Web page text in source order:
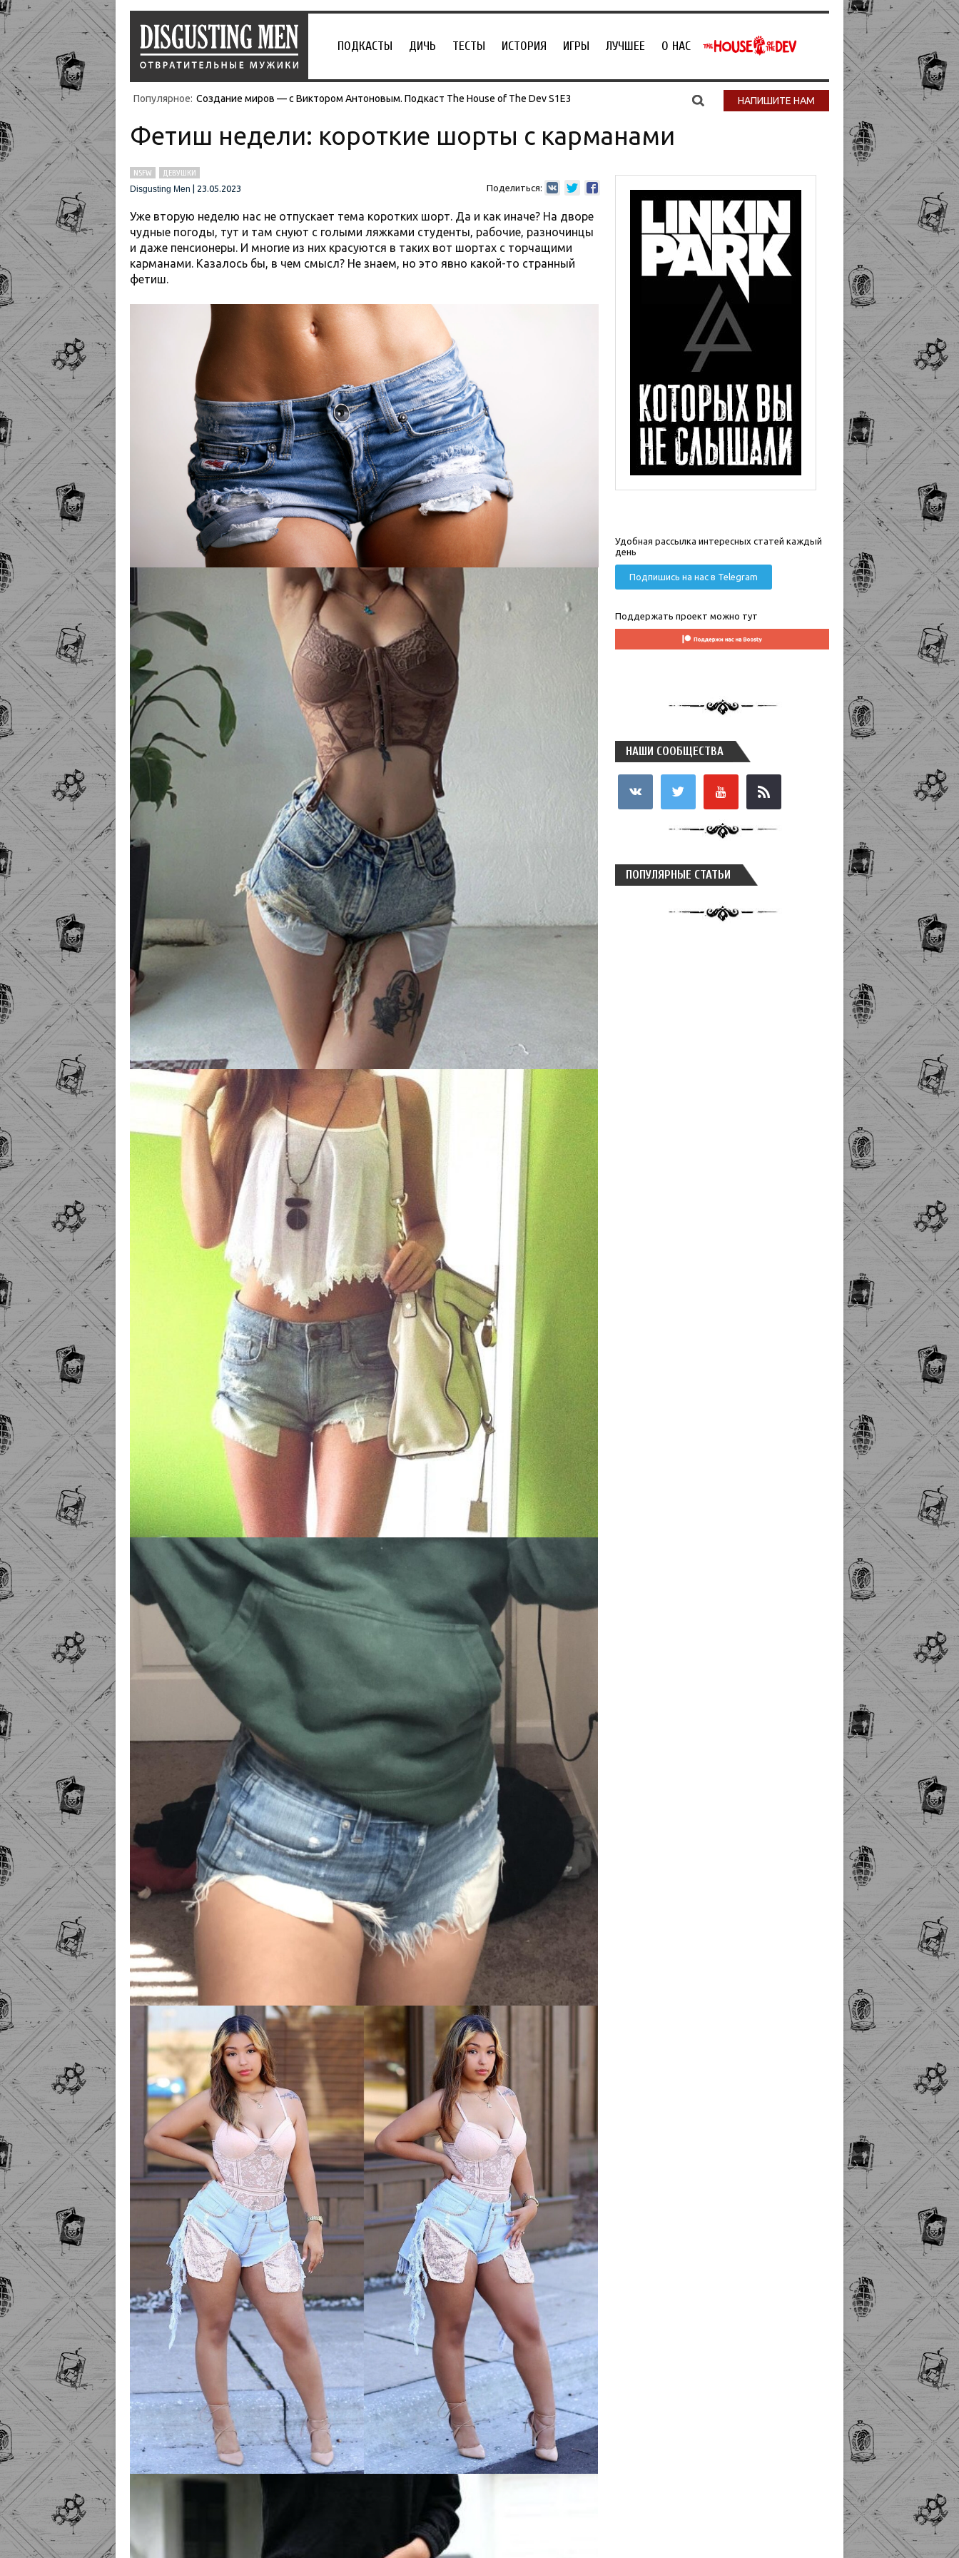
ПОДКАСТЫ ДИЧЬ ТЕСТЫ ИСТОРИЯ ИГРЫ ЛУЧШЕЕ О НАС
Популярное: Создание миров — с Виктором Антоновым. Подкаст The House of The Dev S1E3 НАПИШИТЕ НАМ
Фетиш недели: короткие шорты с карманами
NSFW
ДЕВУШКИ
Disgusting Men
23.05.2023 Поделиться:
Уже вторую неделю нас не отпускает тема коротких шорт. Да и как иначе? На дворе
чудные погоды, тут и там снуют с голыми ляжками студенты, рабочие, разночинцы
и даже пенсионеры. И многие из них красуются в таких вот шортах с торчащими
карманами. Казалось бы, в чем смысл? Не знаем, но это явно какой-то странный
фетиш.
Удобная рассылка интересных статей каждый
день
Подпишись на нас в Telegram
Поддержать проект можно тут
НАШИ СООБЩЕСТВА
ПОПУЛЯРНЫЕ СТАТЬИ